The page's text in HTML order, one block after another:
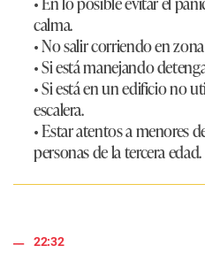
calma.
• No salir corriendo en
• Si está manejando
• Si está en un edificio no
escalera.
• Estar atentos a menores
personas de la tercera edad.
22:32